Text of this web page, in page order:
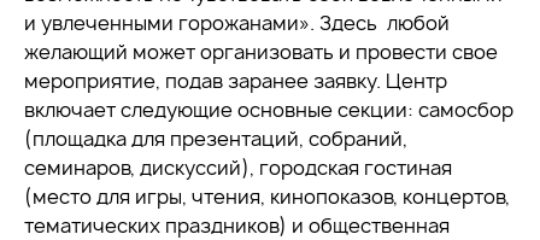
и увлеченными горожанами». Здесь любой
желающий может организовать и провести свое
мероприятие, подав заранее заявку. Центр
включает следующие основные секции: самосбор
(площадка для презентаций, собраний,
семинаров, дискуссий), городская гостиная
(место для игры, чтения, кинопоказов, концертов,
тематических праздников) и общественная